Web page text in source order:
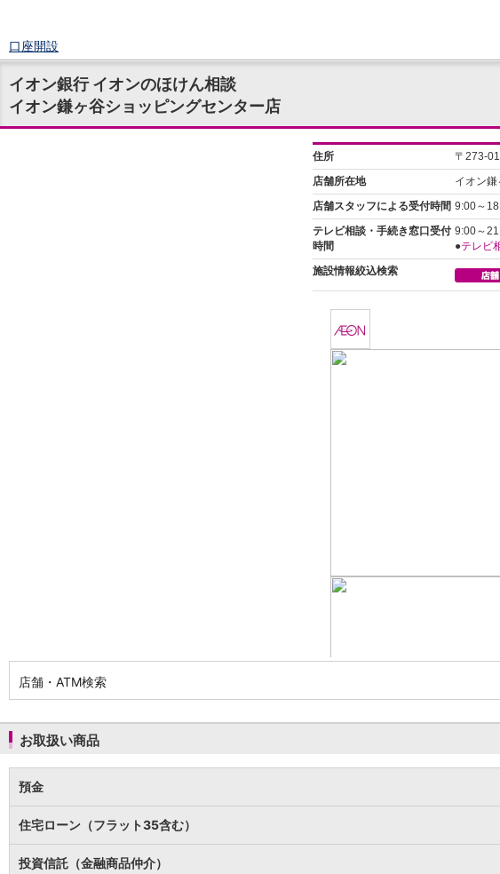
口座開設
ログイン
チャット
メニュー
商品・サービス
新規お借入れの方
お借換えの方
フラット35
リ・バース60
カードローン
目的別ローンマイページ
保険
保険TOP
医療保険
イオン銀行 イオンのほけん相談
イオン鎌ヶ谷ショッピングセンター店
店舗・ATM検索
お取扱い商品
預金
住宅ローン（フラット35含む）
投資信託（金融商品仲介）